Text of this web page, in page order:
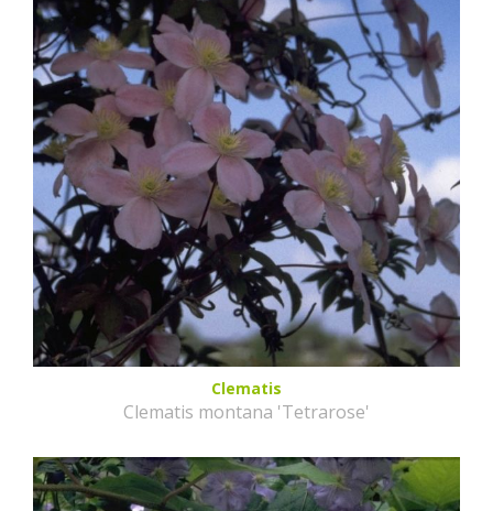
Clematis
Clematis montana 'Tetrarose'